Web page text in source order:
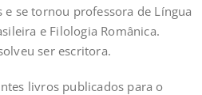
e se tornou professora de Língua
e Filologia Românica.
ser escritora.
livros publicados para o